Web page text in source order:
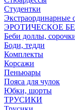
Студентки
Экстраординарные
ЭРОТИЧЕСКОЕ
Беби доллы,
Боди, тедди
Комплекты
Корсажи
Пеньюары
Пояса для чулок
Юбки, шорты
ТРУСИКИ